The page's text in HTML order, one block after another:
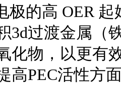
极的高 OER
3d过渡金属（
化物，以更有
高PEC活性方